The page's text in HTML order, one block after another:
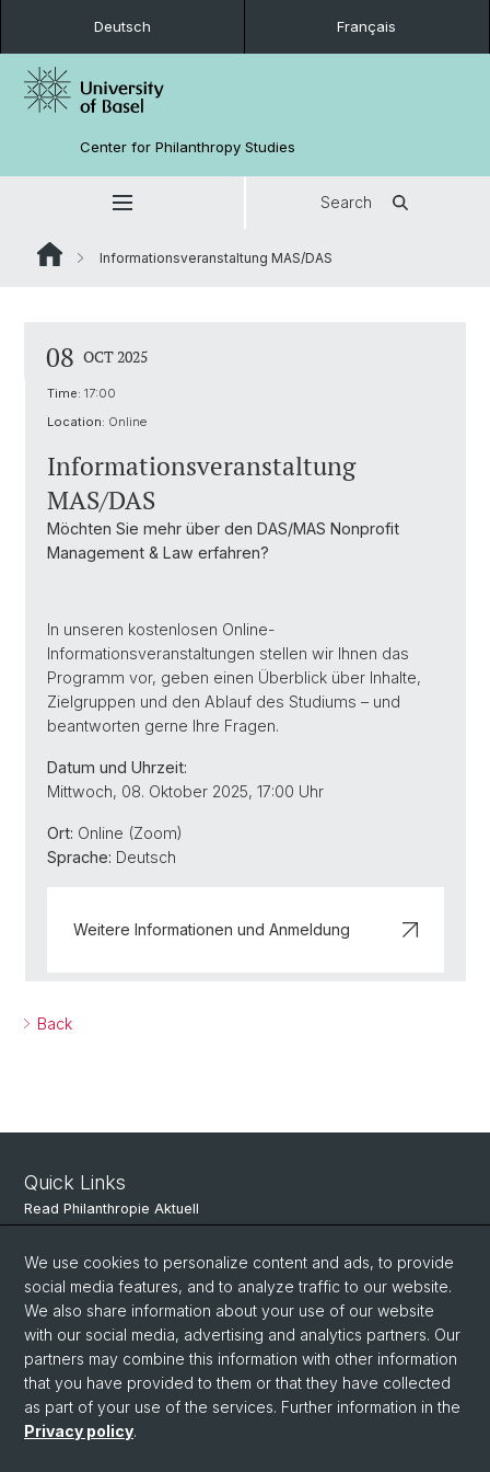
Deutsch Français
Center for Philanthropy Studies
Search
Informationsveranstaltung MAS/DAS
08 OCT 2025
Time: 17:00
Location: Online
Informationsveranstaltung
MAS/DAS
Möchten Sie mehr über den DAS/MAS Nonprofit
Management & Law erfahren?
In unseren kostenlosen Online-
Informationsveranstaltungen stellen wir Ihnen das
Programm vor, geben einen Überblick über Inhalte,
Zielgruppen und den Ablauf des Studiums – und
beantworten gerne Ihre Fragen.
Datum und Uhrzeit:
Mittwoch, 08. Oktober 2025, 17:00 Uhr
Ort: Online (Zoom)
Sprache: Deutsch
Weitere Informationen und Anmeldung
Back
Quick Links
Read Philanthropie Aktuell
Social Media
LinkedIn
© University of Basel
We use cookies to personalize content and ads, to provide
social media features, and to analyze traffic to our website.
We also share information about your use of our website
with our social media, advertising and analytics partners. Our
partners may combine this information with other information
that you have provided to them or that they have collected
as part of your use of the services. Further information in the
Privacy policy.